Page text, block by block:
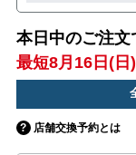
本日中のご注文
最短8月16日(日)
店舗交換予約とは